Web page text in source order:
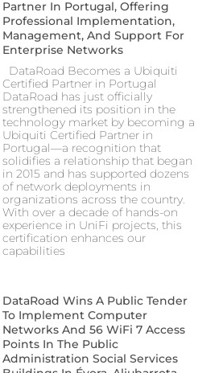
Partner In Portugal, Offering
Professional Implementation,
Management, And Support For
Enterprise Networks
DataRoad Becomes a Ubiquiti
Certified Partner in Portugal
DataRoad has just officially
strengthened its position in the
technology market by becoming a
Ubiquiti Certified Partner in
Portugal—a recognition that
solidifies a relationship that began
in 2015 and has supported dozens
of network deployments in
organizations across the country.
With over a decade of hands-on
experience in UniFi projects, this
certification enhances our
capabilities
DataRoad Wins A Public Tender
To Implement Computer
Networks And 56 WiFi 7 Access
Points In The Public
Administration Social Services